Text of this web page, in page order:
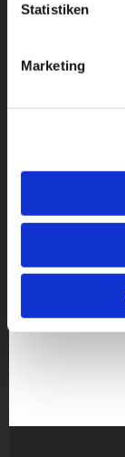
Statistiken
Marketing